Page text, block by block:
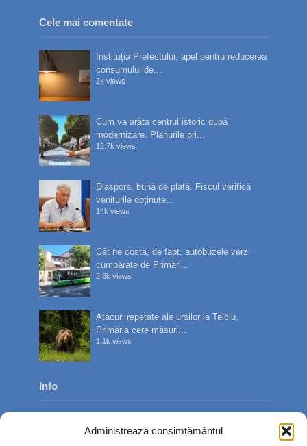
Administrează consimțământul
Cele mai comentate
Instituția Prefectului, apel pentru reducerea
consumului de...
2k views
Cum va arăta centrul istoric după
modernizare. Planurile pri...
12.7k views
Diaspora, bună de plată. Fiscul verifică
veniturile obținute...
14k views
Cât ne costă, de fapt, autobuzele verzi
cumpărate de Primări...
2.8k views
Atacuri repetate ale urșilor la Telciu.
Primăria cere măsuri...
1.1k views
Info